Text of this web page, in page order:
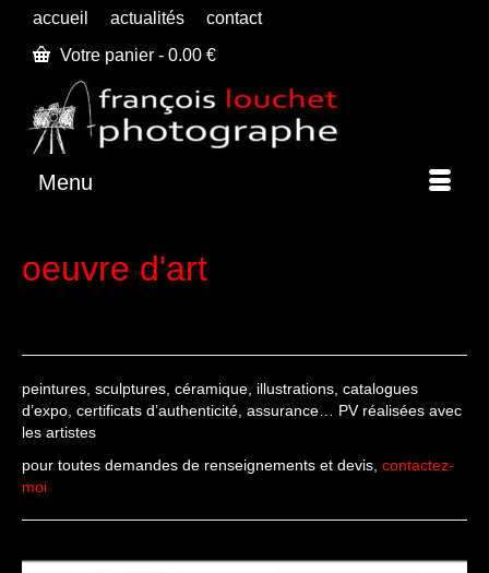
accueil actualités
contact
Votre panier - 0.00 €
Menu
oeuvre d'art
peintures, sculptures, céramique, illustrations, catalogues
d’expo, certificats d’authenticité, assurance… PV réalisées avec
les artistes
pour toutes demandes de renseignements et devis, contactez-
moi